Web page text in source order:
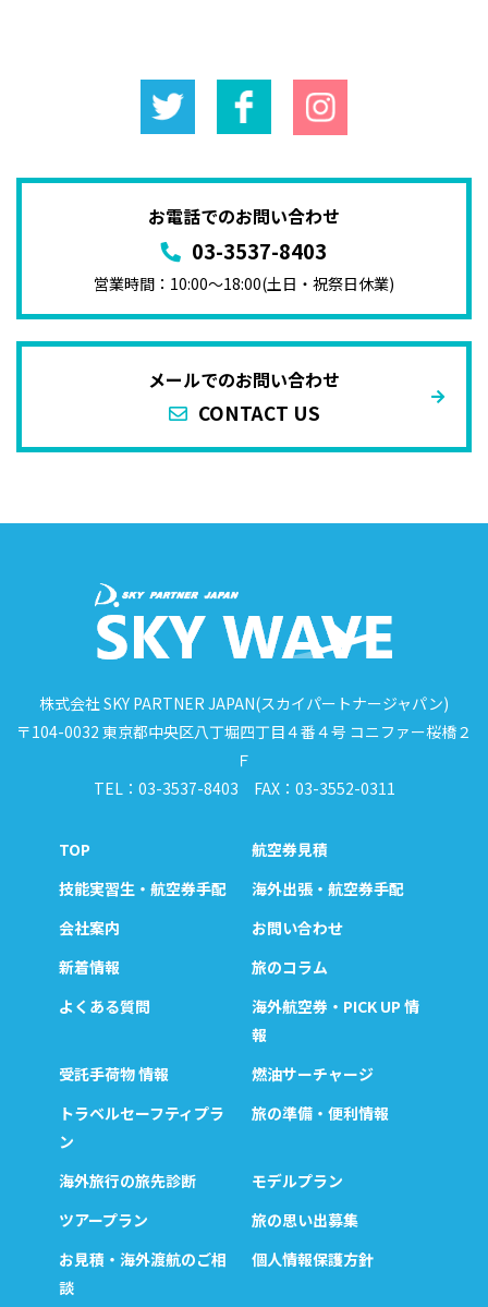
お電話でのお問い合わせ
03-3537-8403
営業時間：10:00〜18:00(土日・祝祭日休業)
メールでのお問い合わせ
CONTACT US
株式会社 SKY PARTNER JAPAN(スカイパートナージャパン)
〒104-0032 東京都中央区八丁堀四丁目４番４号 コニファー桜橋２
Ｆ
TEL：03-3537-8403 FAX：03-3552-0311
TOP
航空券見積
技能実習生・航空券手配
海外出張・航空券手配
会社案内
お問い合わせ
新着情報
旅のコラム
よくある質問
海外航空券・PICK UP 情
報
受託手荷物 情報
燃油サーチャージ
トラベルセーフティプラ
ン
旅の準備・便利情報
海外旅行の旅先診断
モデルプラン
ツアープラン
旅の思い出募集
お見積・海外渡航のご相
談
個人情報保護方針